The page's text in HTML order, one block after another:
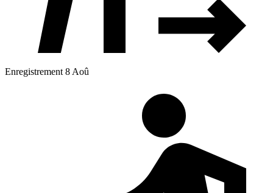
Enregistrement 8 Aoû